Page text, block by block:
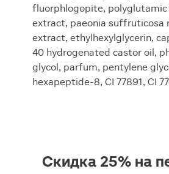
fluorphlogopite, polyglutamic
extract, paeonia
extract, ethylhexylglycerin,
40 hydrogenated castor oil,
glycol, parfum, pentylene
hexapeptide-8, CI 77891, CI
Скидка 25% на